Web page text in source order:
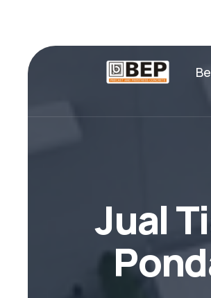
JualTi
Pond